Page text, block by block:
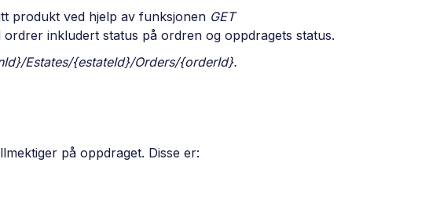
produkt ved hjelp av funksjonen GET
ordrer inkludert status på ordren og oppdragets status.
Estates/{estateId}/Orders/{orderId}.
på oppdraget. Disse er: